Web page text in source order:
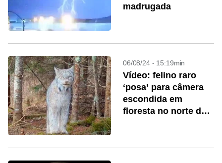
madrugada
06/08/24 - 15:19min
Vídeo: felino raro
‘posa’ para câmera
escondida em
floresta no norte dos